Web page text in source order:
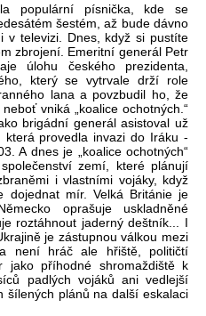
populární písnička, kde se
šestém, až bude dávno
televizi. Dnes, když si pustíte
zbrojení. Emeritní generál Petr
úlohu českého prezidenta,
který se vytrvale drží role
lana a povzbudil ho, že
vniká „koalice ochotných.“
brigádní generál asistoval už
která provedla invazi do Iráku -
A dnes je „koalice ochotných“
zemí, které plánují
i vlastními vojáky, když
dojednat mír. Velká Británie je
oprašuje uskladněné
roztáhnout jaderný deštník... I
je zástupnou válkou mezi
není hráč ale hřiště, političtí
jako příhodné shromaždiště k
padlých vojáků ani vedlejší
šílených plánů na další eskalaci